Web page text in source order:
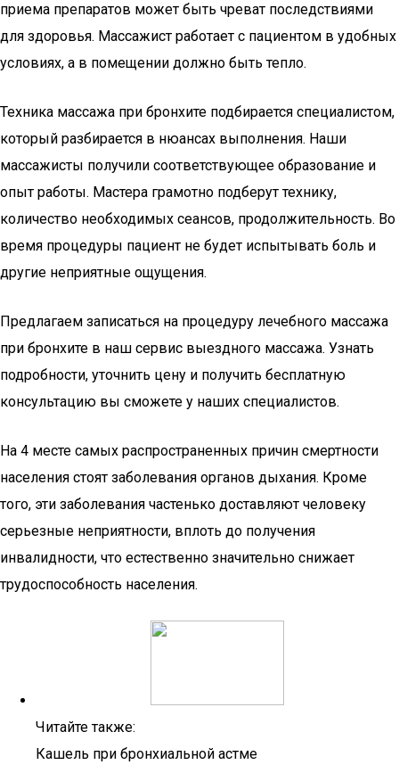
приема препаратов может быть чреват последствиями
для здоровья. Массажист работает с пациентом в удобных
условиях, а в помещении должно быть тепло.
Техника массажа при бронхите подбирается специалистом,
который разбирается в нюансах выполнения. Наши
массажисты получили соответствующее образование и
опыт работы. Мастера грамотно подберут технику,
количество необходимых сеансов, продолжительность. Во
время процедуры пациент не будет испытывать боль и
другие неприятные ощущения.
Предлагаем записаться на процедуру лечебного массажа
при бронхите в наш сервис выездного массажа. Узнать
подробности, уточнить цену и получить бесплатную
консультацию вы сможете у наших специалистов.
На 4 месте самых распространенных причин смертности
населения стоят заболевания органов дыхания. Кроме
того, эти заболевания частенько доставляют человеку
серьезные неприятности, вплоть до получения
инвалидности, что естественно значительно снижает
трудоспособность населения.
Читайте также:
Кашель при бронхиальной астме